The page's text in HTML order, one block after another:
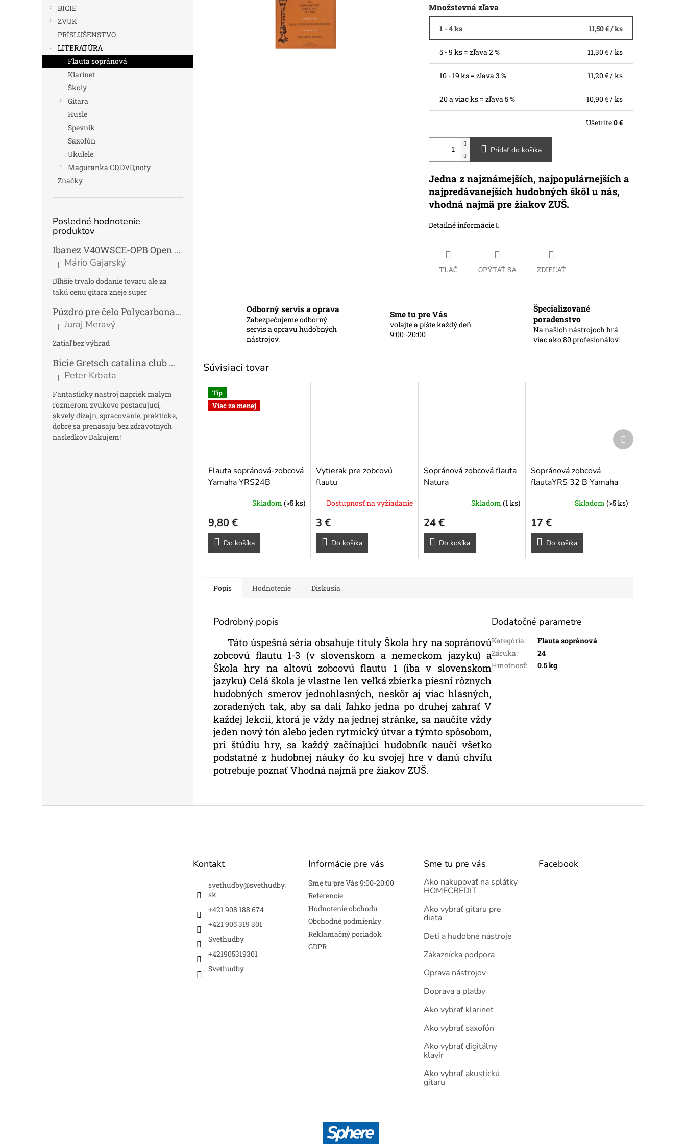
BICIE
ZVUK
PRÍSLUŠENSTVO
LITERATÚRA
Flauta sopránová
Klarinet
Školy
Gitara
Husle
Spevník
Saxofón
Ukulele
Maguranka CD,DVD,noty
Značky
Posledné hodnotenie
produktov
Ibanez V40WSCE-OPB Open Pore Brown Elektroakustická gitara Dreadnought
Hodnotenie produktu je 4 z 5 hviezdičiek.
| Mário Gajarský
Dlhšie trvalo dodanie tovaru ale za
takú cenu gitara zneje super
Púzdro pre čelo Polycarbonat FUN Tmavo modré
Hodnotenie produktu je 5 z 5 hviezdičiek.
| Juraj Meravý
Zatiaľ bez výhrad
Bicie Gretsch catalina club micro kit saf
Hodnotenie produktu je 5 z 5 hviezdičiek.
| Peter Krbata
Fantasticky nastroj napriek malym
rozmerom zvukovo postacujuci,
skvely dizajn, spracovanie, prakticke,
dobre sa prenasaju bez zdravotnych
nasledkov Dakujem!
Množstevná zľava
1 - 4 ks 11,50 €/ ks
5 - 9 ks = zľava 2 % 11,30 €/ ks
10 - 19 ks = zľava 3 % 11,20 €/ ks
20 a viac ks = zľava 5 % 10,90 €/ ks
Ušetríte0 €
Pridať do košíka
Jedna z najznámejších, najpopulárnejších a
najpredávanejších hudobných škôl u nás,
vhodná najmä pre žiakov ZUŠ.
Detailné informácie
TLAČ OPÝTAŤ SA ZDIEĽAŤ
Odborný servis a oprava
Zabezpečujeme odborný
servis a opravu hudobných
nástrojov.
Sme tu pre Vás
volajte a píšte každý deň
9:00 -20:00
Špecializované
poradenstvo
Na našich nástrojoch hrá
viac ako 80 profesionálov.
Súvisiaci tovar
Tip
Viac za menej
Flauta sopránová-zobcová
Yamaha YRS24B
Skladom (>5 ks)
9,80 €
Do košíka
Vytierak pre zobcovú
flautu
Dostupnosť na vyžiadanie
3 €
Do košíka
Sopránová zobcová flauta
Natura
Skladom(1 ks)
24 €
Do košíka
Sopránová zobcová
flautaYRS 32 B Yamaha
Skladom (>5 ks)
17 €
Do košíka
Ďalší
produkt
Popis Hodnotenie Diskusia
Podrobný popis
Táto úspešná séria obsahuje tituly Škola hry na sopránovú
zobcovú flautu 1-3 (v slovenskom a nemeckom jazyku) a
Škola hry na altovú zobcovú flautu 1 (iba v slovenskom
jazyku) Celá škola je vlastne len veľká zbierka piesní rôznych
hudobných smerov jednohlasných, neskôr aj viac hlasných,
zoradených tak, aby sa dali ľahko jedna po druhej zahrať V
každej lekcii, ktorá je vždy na jednej stránke, sa naučíte vždy
jeden nový tón alebo jeden rytmický útvar a týmto spôsobom,
pri štúdiu hry, sa každý začínajúci hudobník naučí všetko
podstatné z hudobnej náuky čo ku svojej hre v danú chvíľu
potrebuje poznať Vhodná najmä pre žiakov ZUŠ.
Dodatočné parametre
Kategória:
Flauta sopránová
Záruka:
24
Hmotnosť: 0.5 kg
Kontakt
svethudby@svethudby.
sk
+421 908 188 674
+421 905 319 301
Svethudby
+421905319301
Svethudby
Informácie pre vás
Sme tu pre Vás 9:00-20:00
Referencie
Hodnotenie obchodu
Obchodné podmienky
Reklamačný poriadok
GDPR
Sme tu pre vás
Ako nakupovať na splátky
HOMECREDIT
Ako vybrať gitaru pre
dieťa
Deti a hudobné nástroje
Zákaznícka podpora
Oprava nástrojov
Doprava a platby
Ako vybrať klarinet
Ako vybrať saxofón
Ako vybrať digitálny
klavír
Ako vybrať akustickú
gitaru
Facebook